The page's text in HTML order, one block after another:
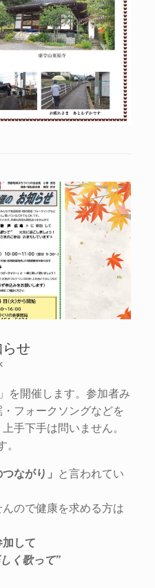
せ
を開催します。参加者み
フォークソングなどを
手下手は問いません。
。
ながり」
と言われてい
ので健康を求める方は
して
く歌って”